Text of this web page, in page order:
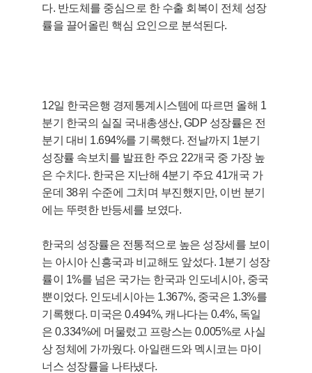
다. 반도체를 중심으로 한 수출 회복이 전체 성장
률을 끌어올린 핵심 요인으로 분석된다.
12일 한국은행 경제통계시스템에 따르면 올해 1
분기 한국의 실질 국내총생산, GDP 성장률은 전
분기 대비 1.694%를 기록했다. 전날까지 1분기
성장률 속보치를 발표한 주요 22개국 중 가장 높
은 수치다. 한국은 지난해 4분기 주요 41개국 가
운데 38위 수준에 그치며 부진했지만, 이번 분기
에는 뚜렷한 반등세를 보였다.
한국의 성장률은 전통적으로 높은 성장세를 보이
는 아시아 신흥국과 비교해도 앞섰다. 1분기 성장
률이 1%를 넘은 국가는 한국과 인도네시아, 중국
뿐이었다. 인도네시아는 1.367%, 중국은 1.3%를
기록했다. 미국은 0.494%, 캐나다는 0.4%, 독일
은 0.334%에 머물렀고 프랑스는 0.005%로 사실
상 정체에 가까웠다. 아일랜드와 멕시코는 마이
너스 성장률을 나타냈다.